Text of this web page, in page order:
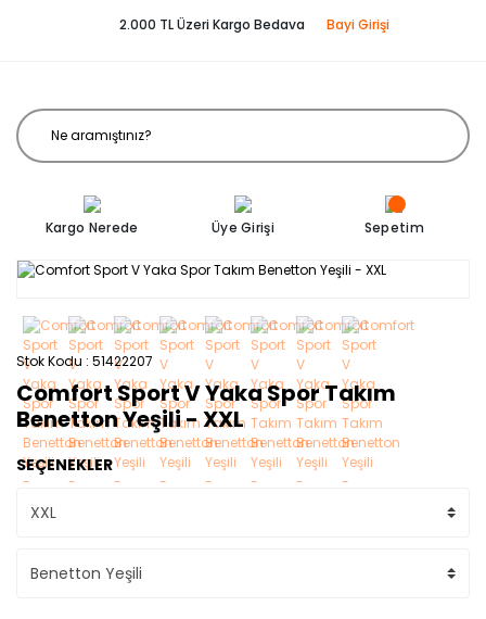
2.000 TL Üzeri Kargo Bedava Bayi Girişi
Kargo Nerede Üye Girişi Sepetim
Stok Kodu 51422207
Comfort Sport V Yaka Spor Takım
Benetton Yeşili - XXL
SEÇENEKLER